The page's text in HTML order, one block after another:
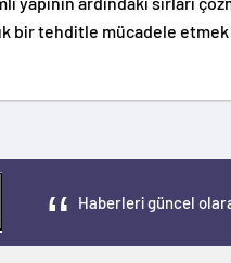
bir tehditle mücadele etmek
Haberleri güncel